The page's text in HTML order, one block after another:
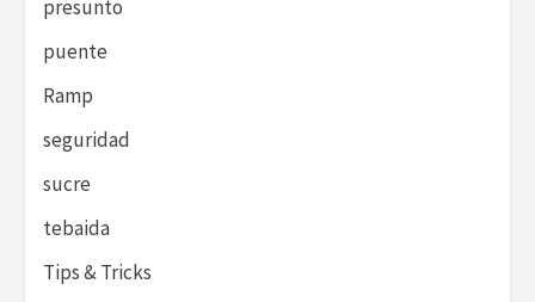
presunto
puente
Ramp
seguridad
sucre
tebaida
Tips & Tricks